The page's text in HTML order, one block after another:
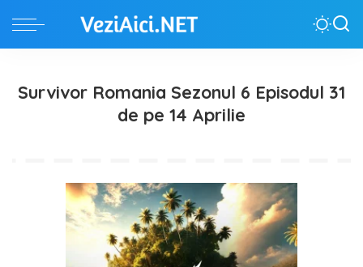
Survivor Romania Sezonul 6 Episodul 31
de pe 14 Aprilie